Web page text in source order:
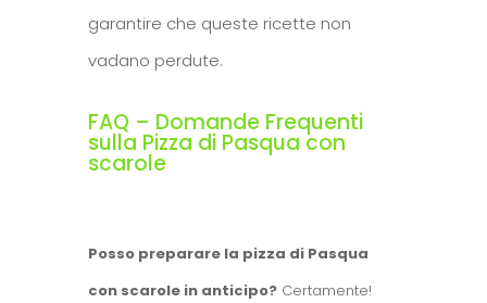
garantire che queste ricette non
vadano perdute.
FAQ – Domande Frequenti
sulla Pizza di Pasqua con
scarole
Posso preparare la pizza di Pasqua
con scarole in anticipo?Certamente!